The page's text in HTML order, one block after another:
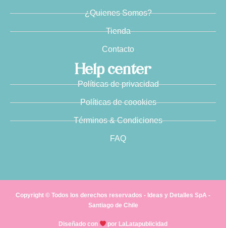
¿Quienes Somos?
Tienda
Contacto
Help center
Políticas de privacidad
Políticas de coookies
Términos & Condiciones
FAQ
Copyright © Todos los derechos reservados - Ideas y Detalles SpA -
Santiago de Chile
Diseñado con por LaLatapublicidad